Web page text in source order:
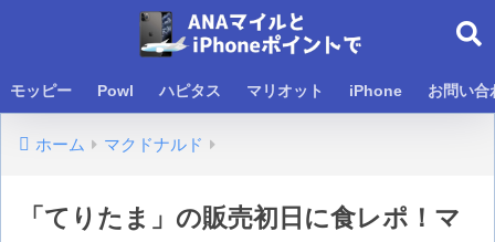
モッピー Powl ハピタス マリオット iPhone お問い合
ホーム マクドナルド
「てりたま」の販売初日に食レポ！マ